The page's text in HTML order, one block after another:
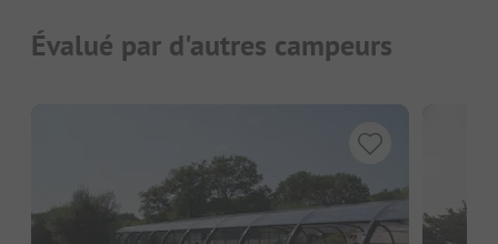
Évalué par d'autres campeurs